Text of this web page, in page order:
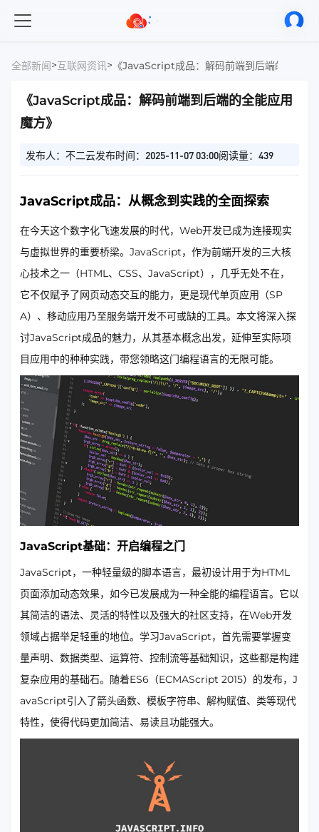
全部新闻>互联网资讯> 《JavaScript成品：解码前端到后端的全能应
《JavaScript成品：解码前端到后端的全能应用
魔方》
发布人：不二云发布时间：2025-11-07 03:00阅读量：439
JavaScript成品：从概念到实践的全面探索
在今天这个数字化飞速发展的时代，Web开发已成为连接现实
与虚拟世界的重要桥梁。JavaScript，作为前端开发的三大核
心技术之一（HTML、CSS、JavaScript），几乎无处不在，
它不仅赋予了网页动态交互的能力，更是现代单页应用（SP
A）、移动应用乃至服务端开发不可或缺的工具。本文将深入探
讨JavaScript成品的魅力，从其基本概念出发，延伸至实际项
目应用中的种种实践，带您领略这门编程语言的无限可能。
JavaScript基础：开启编程之门
JavaScript，一种轻量级的脚本语言，最初设计用于为HTML
页面添加动态效果，如今已发展成为一种全能的编程语言。它以
其简洁的语法、灵活的特性以及强大的社区支持，在Web开发
领域占据举足轻重的地位。学习JavaScript，首先需要掌握变
量声明、数据类型、运算符、控制流等基础知识，这些都是构建
复杂应用的基础石。随着ES6（ECMAScript 2015）的发布，J
avaScript引入了箭头函数、模板字符串、解构赋值、类等现代
特性，使得代码更加简洁、易读且功能强大。